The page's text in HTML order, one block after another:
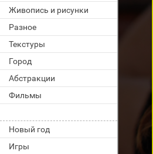
Живопись и рисунки
Разное
Текстуры
Город
Абстракции
Фильмы
Новый год
Игры